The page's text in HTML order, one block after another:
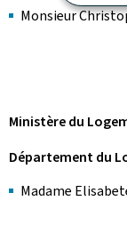
Monsieur
Ministère du
Département du
Madame